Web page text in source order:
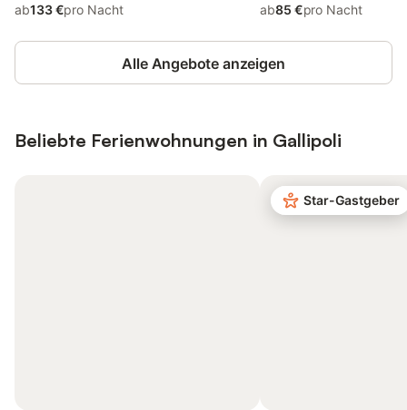
ab133 €pro Nacht
ab85 €pro Nacht
Alle Angebote anzeigen
Beliebte Ferienwohnungen in Gallipoli
Star-Gastgeber